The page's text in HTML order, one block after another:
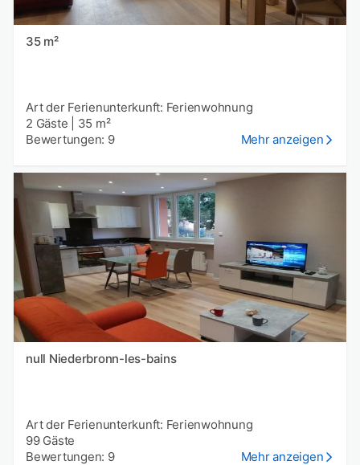
35 m²
Art der Ferienunterkunft: Ferienwohnung
2 Gäste
35 m²
Bewertungen: 9
Mehr anzeigen
null Niederbronn-les-bains
Art der Ferienunterkunft: Ferienwohnung
99 Gäste
Bewertungen: 9
Mehr anzeigen